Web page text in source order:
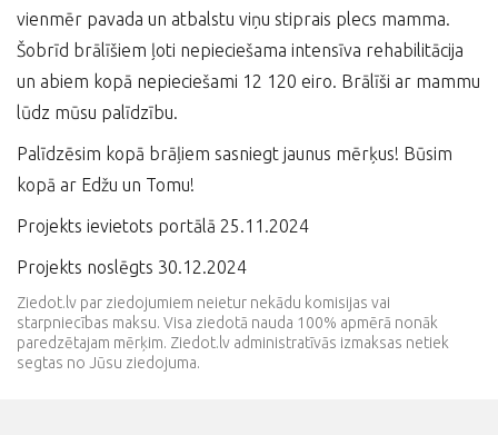
vienmēr pavada un atbalstu viņu stiprais plecs mamma.
Šobrīd brālīšiem ļoti nepieciešama intensīva rehabilitācija
un abiem kopā nepieciešami 12 120 eiro. Brālīši ar mammu
lūdz mūsu palīdzību.
Palīdzēsim kopā brāļiem sasniegt jaunus mērķus! Būsim
kopā ar Edžu un Tomu!
Projekts ievietots portālā 25.11.2024
Projekts noslēgts 30.12.2024
Ziedot.lv par ziedojumiem neietur nekādu komisijas vai
starpniecības maksu. Visa ziedotā nauda 100% apmērā nonāk
paredzētajam mērķim. Ziedot.lv administratīvās izmaksas netiek
segtas no Jūsu ziedojuma.